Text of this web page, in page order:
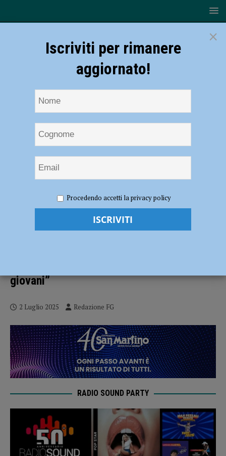
comunità islamica: “Organizzeremo attività di presidio nei parchi
frequentati dalle famiglie e dai più giovani”
Violenza, la comunità islamica:
giovani”
2 Luglio 2025 Redazione FG
RADIO SOUND PARTY
×
Iscriviti per rimanere
aggiornato!
Procedendo accetti la privacy policy